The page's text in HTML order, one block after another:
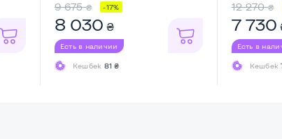
9 675 ₴ -17%
8 030 ₴
Есть в наличии
Кешбек 81 ₴
12 270 ₴
7 730
Есть в
Кешбек